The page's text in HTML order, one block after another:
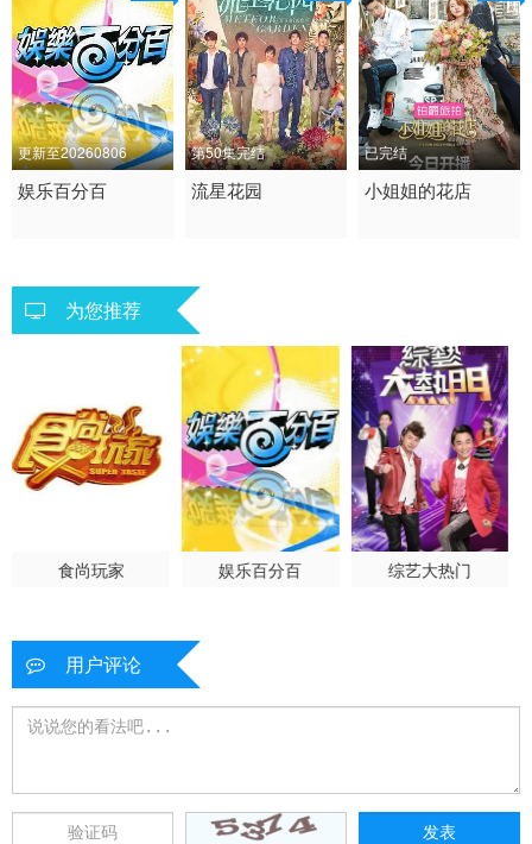
20220916 20220919 20220920
20220921 20220922 20220923
20220926 20220927 20220928
20220929 20220930 20221003
20221011
20221019 20221020
20221021 20221024 20221025
20221026 20221027 20221028
20221101 20221102
20221103 20221104 20221107
20221111
20221116
20221124 20221125 20221128
更新至20260806
1997 / 台湾 / 国语
娱乐百分百
第50集完结
2018 / 中国大陆 / 汉语
流星花园
已完结
2018 / 中国大陆 / 汉语
小姐姐的花店
为您推荐
食尚玩家 娱乐百分百 综艺大热门
用户评论